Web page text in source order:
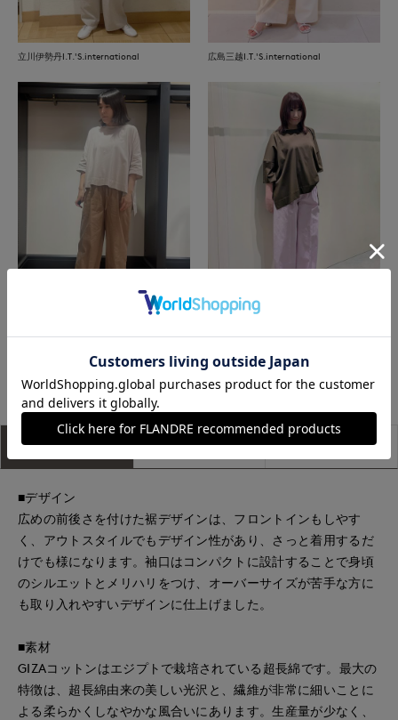
立川伊勢丹I.T.'S.international 広島三越I.T.'S.international
もっと見る
アイテム説明 サイズ詳細 購入レビュー
■デザイン
広めの前後さを付けた裾デザインは、フロントインもしやす
く、アウトスタイルでもデザイン性があり、さっと着用するだ
けでも様になります。袖口はコンパクトに設計することで身頃
のシルエットとメリハリをつけ、オーバーサイズが苦手な方に
も取り入れやすいデザインに仕上げました。
■素材
GIZAコットンはエジプトで栽培されている超長綿です。最大の
特徴は、超長綿由来の美しい光沢と、繊維が非常に細いことに
よる柔らかくしなやかな風合いにあります。生産量が少なく、